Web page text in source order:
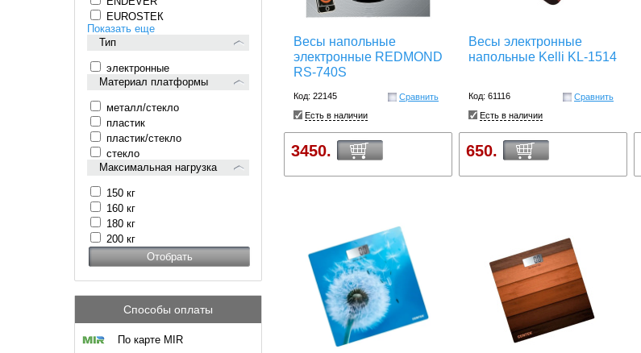
EUROSTEК
Показать еще
Тип
электронные
Материал платформы
металл/стекло
пластик
пластик/стекло
стекло
Максимальная нагрузка
150 кг
160 кг
180 кг
200 кг
Способы оплаты
По карте MIR
Весы напольные
электронные REDMOND
RS-740S
Код: 22145
Сравнить
Есть в наличии
3450.
Весы электронные
напольные Kelli KL-1514
Код: 61116
Сравнить
Есть в наличии
650.